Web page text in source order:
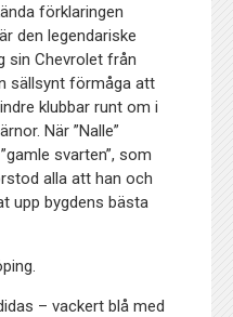
förklaringen
den legendariske
sin Chevrolet från
sällsynt förmåga att
klubbar runt om i
När ”Nalle”
svarten”, som
alla att han och
upp bygdens bästa
– vackert blå med